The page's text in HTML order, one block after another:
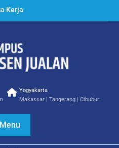
Kerja
Bisa
untuk
–
Yogyakarta
Makassar | Tangerang | Cibubur
Menu